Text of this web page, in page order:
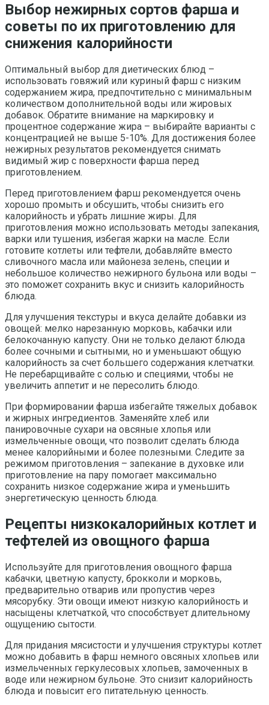
Выбор нежирных сортов фарша и
советы по их приготовлению для
снижения калорийности
Оптимальный выбор для диетических блюд –
использовать говяжий или куриный фарш с низким
содержанием жира, предпочтительно с минимальным
количеством дополнительной воды или жировых
добавок. Обратите внимание на маркировку и
процентное содержание жира – выбирайте варианты с
концентрацией не выше 5-10%. Для достижения более
нежирных результатов рекомендуется снимать
видимый жир с поверхности фарша перед
приготовлением.
Перед приготовлением фарш рекомендуется очень
хорошо промыть и обсушить, чтобы снизить его
калорийность и убрать лишние жиры. Для
приготовления можно использовать методы запекания,
варки или тушения, избегая жарки на масле. Если
готовите котлеты или тефтели, добавляйте вместо
сливочного масла или майонеза зелень, специи и
небольшое количество нежирного бульона или воды –
это поможет сохранить вкус и снизить калорийность
блюда.
Для улучшения текстуры и вкуса делайте добавки из
овощей: мелко нарезанную морковь, кабачки или
белокочанную капусту. Они не только делают блюда
более сочными и сытными, но и уменьшают общую
калорийность за счет большего содержания клетчатки.
Не перебарщивайте с солью и специями, чтобы не
увеличить аппетит и не пересолить блюдо.
При формировании фарша избегайте тяжелых добавок
и жирных ингредиентов. Заменяйте хлеб или
панировочные сухари на овсяные хлопья или
измельченные овощи, что позволит сделать блюда
менее калорийными и более полезными. Следите за
режимом приготовления – запекание в духовке или
приготовление на пару помогает максимально
сохранить низкое содержание жира и уменьшить
энергетическую ценность блюда.
Рецепты низкокалорийных котлет и
тефтелей из овощного фарша
Используйте для приготовления овощного фарша
кабачки, цветную капусту, брокколи и морковь,
предварительно отварив или пропустив через
мясорубку. Эти овощи имеют низкую калорийность и
насыщены клетчаткой, что способствует длительному
ощущению сытости.
Для придания мясистости и улучшения структуры котлет
можно добавить в фарш немного овсяных хлопьев или
измельченных геркулесовых хлопьев, замоченных в
воде или нежирном бульоне. Это снизит калорийность
блюда и повысит его питательную ценность.